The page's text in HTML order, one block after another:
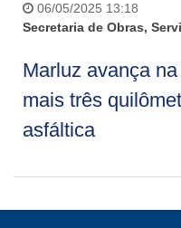
06/05/2025 13:18
Secretaria de Obras,
Marluz avança
mais três
asfáltica